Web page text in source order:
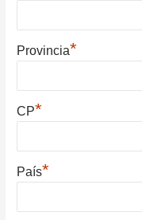
Provincia*
CP*
País*